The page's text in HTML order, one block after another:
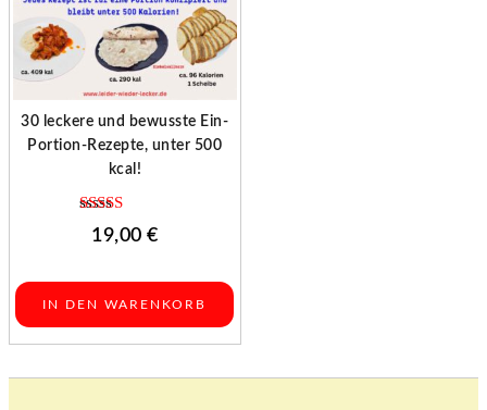
30 leckere und bewusste Ein-
Portion-Rezepte, unter 500
kcal!
Bewertet mit
5.00
19,00 €
IN DEN WARENKORB